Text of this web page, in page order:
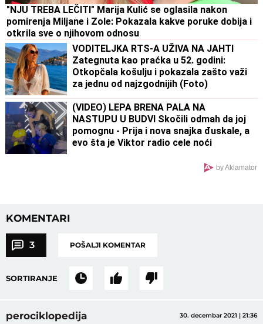
"NJU TREBA LEČITI" Marija Kulić se oglasila nakon
pomirenja Miljane i Zole: Pokazala kakve poruke dobija i
otkrila sve o njihovom odnosu
VODITELJKA RTS-A UŽIVA NA JAHTI
Zategnuta kao praćka u 52. godini:
Otkopčala košulju i pokazala zašto važi
za jednu od najzgodnijih (Foto)
(VIDEO) LEPA BRENA PALA NA
NASTUPU U BUDVI Skočili odmah da joj
pomognu - Prija i nova snajka đuskale, a
evo šta je Viktor radio cele noći
by Aklamator
KOMENTARI
3 POŠALJI KOMENTAR
SORTIRANJE
perociklopedija 30. decembar 2021 | 21:36